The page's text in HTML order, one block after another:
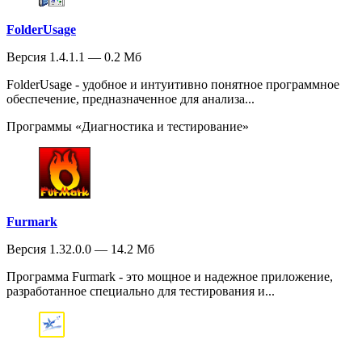
FolderUsage
Версия 1.4.1.1 — 0.2 Мб
FolderUsage - удобное и интуитивно понятное программное
обеспечение, предназначенное для анализа...
Программы «Диагностика и тестирование»
Furmark
Версия 1.32.0.0 — 14.2 Мб
Программа Furmark - это мощное и надежное приложение,
разработанное специально для тестирования и...